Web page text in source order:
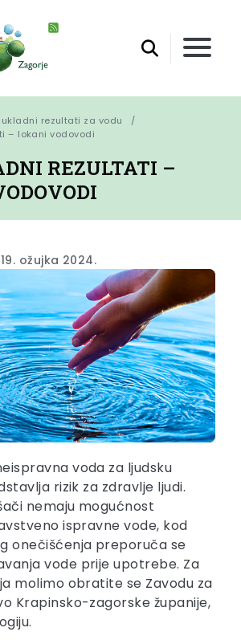
rezultati za vodu
– lokani vodovodi
REZULTATI –
ožujka 2024.
voda za ljudsku
rizik za zdravlje ljudi.
nemaju mogućnost
ispravne vode, kod
onečišćenja preporuča se
vode prije upotrebe. Za
molimo obratite se Zavodu za
Krapinsko-zagorske županije,